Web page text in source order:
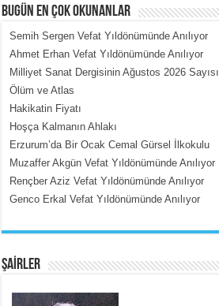
MEHMET ÇOBAN
İçerdeki Put Dışardaki Maskeler...
BUGÜN EN ÇOK OKUNANLAR
Semih Sergen Vefat Yıldönümünde Anılıyor
Ahmet Erhan Vefat Yıldönümünde Anılıyor
Milliyet Sanat Dergisinin Ağustos 2026 Sayısı
Ölüm ve Atlas
Hakikatin Fiyatı
Hoşça Kalmanın Ahlakı
Erzurum’da Bir Ocak Cemal Gürsel İlkokulu
Muzaffer Akgün Vefat Yıldönümünde Anılıyor
Rençber Aziz Vefat Yıldönümünde Anılıyor
Genco Erkal Vefat Yıldönümünde Anılıyor
ŞAİRLER